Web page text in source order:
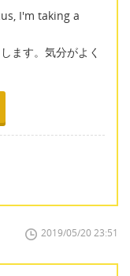
I'm taking a
ます。気分がよく
2019/05/20 23:51